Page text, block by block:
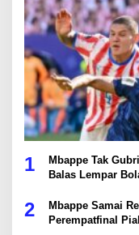
1
Mbappe Tak
Balas Lempar
2
Mbappe Samai
Perempatfinal